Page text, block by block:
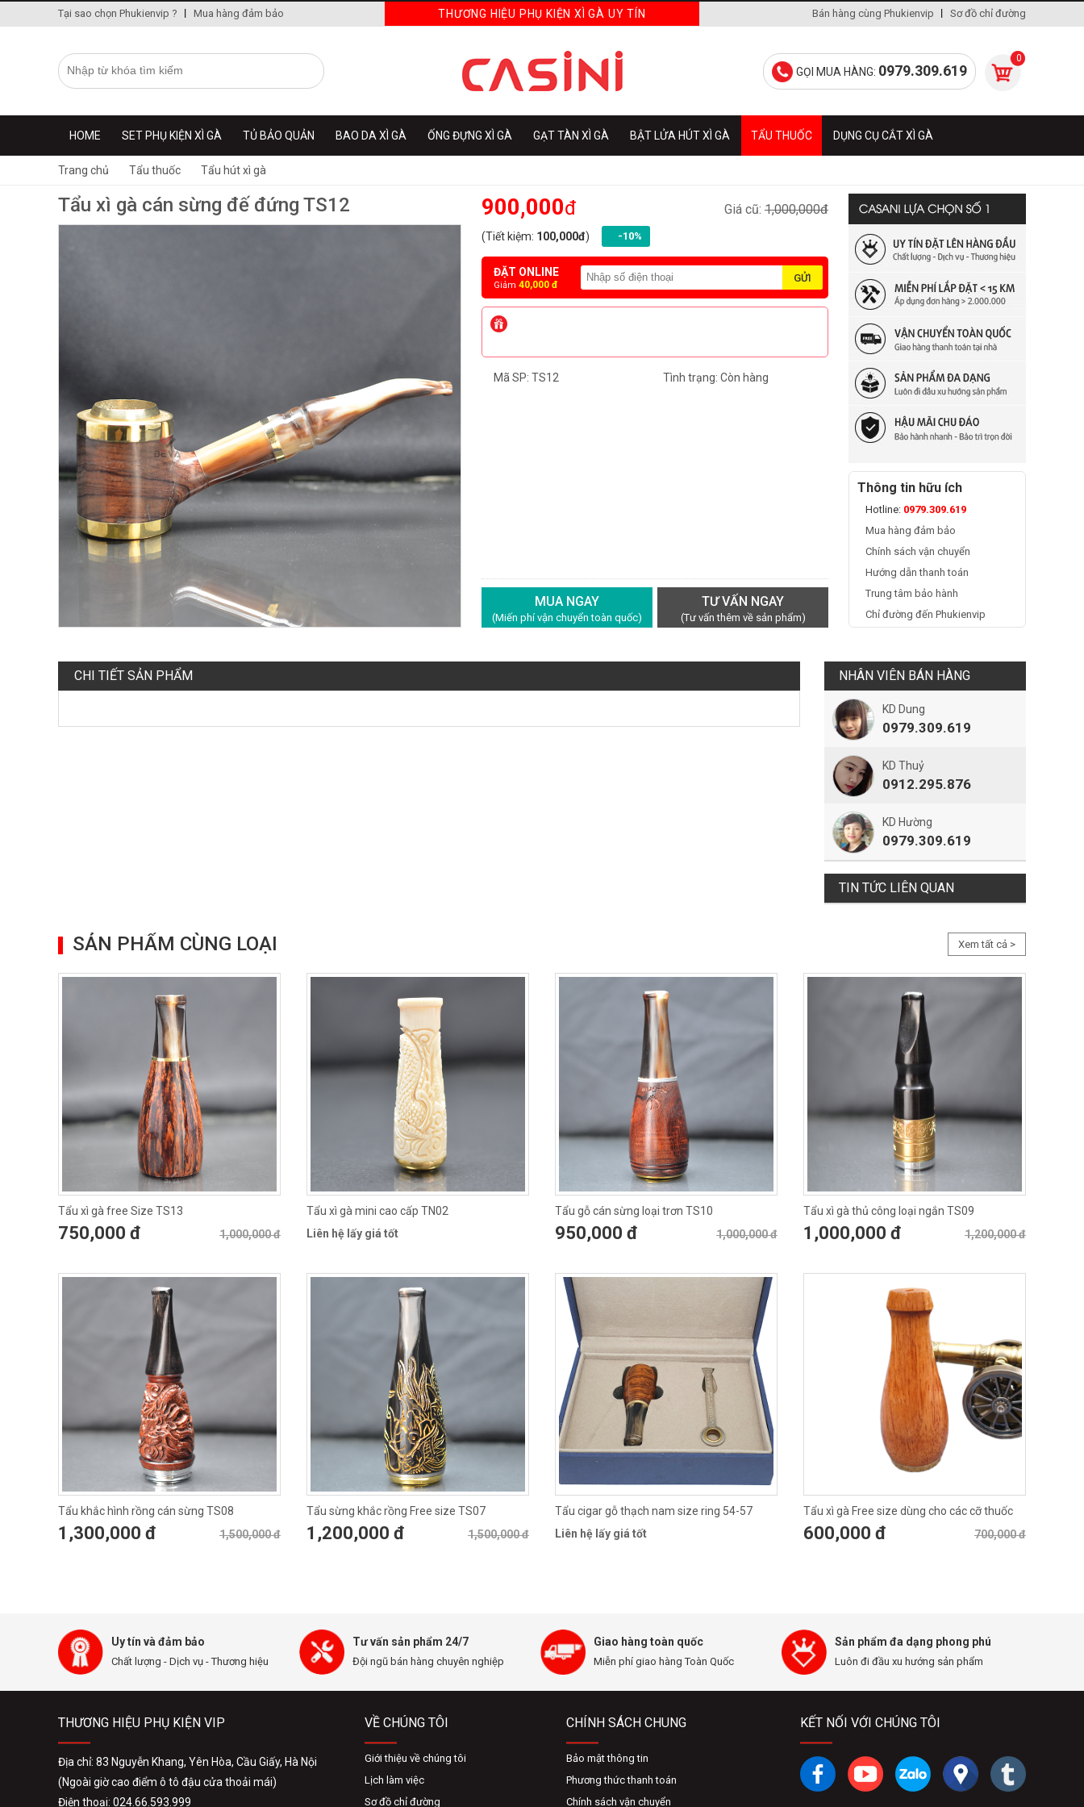
THƯƠNG HIỆU PHỤ KIỆN XÌ GÀ UY TÍN Sơ đồ chỉ đường
Bán hàng cùng Phukienvip
Tại sao chọn Phukienvip ? Mua hàng đảm bảo
0
GỌI MUA HÀNG: 0979.309.619
HOME SET PHỤ KIỆN XÌ GÀ TỦ BẢO QUẢN BAO DA XÌ GÀ ỐNG ĐỰNG XÌ GÀ GẠT TÀN XÌ GÀ BẬT LỬA HÚT XÌ GÀ TẨU THUỐC DỤNG CỤ CẮT XÌ GÀ
Trang chủ Tẩu thuốc Tẩu hút xì gà
Tẩu xì gà cán sừng đế đứng TS12 Giá cũ: 1,000,000đ
900,000đ
(Tiết kiệm: 100,000đ) -10%
ĐẶT ONLINE
Giảm 40,000 đ
Mã SP: TS12 Tình trạng: Còn hàng
MUA NGAY
(Miến phí vận chuyển toàn quốc)
TƯ VẤN NGAY
(Tư vấn thêm về sản phẩm)
Thông tin hữu ích
Hotline: 0979.309.619
Mua hàng đảm bảo
Chính sách vận chuyển
Hướng dẫn thanh toán
Trung tâm bảo hành
Chỉ đường đến Phukienvip
NHÂN VIÊN BÁN HÀNG
KD Dung
0979.309.619
KD Thuỷ
0912.295.876
KD Hường
0979.309.619
TIN TỨC LIÊN QUAN
CHI TIẾT SẢN PHẨM
Xem tất cả >
SẢN PHẨM CÙNG LOẠI
Tẩu xì gà free Size TS13
1,000,000 đ
750,000 đ
Tẩu xì gà mini cao cấp TN02
Liên hệ lấy giá tốt
Tẩu gỗ cán sừng loại trơn TS10
1,000,000 đ
950,000 đ
Tẩu xì gà thủ công loại ngắn TS09
1,200,000 đ
1,000,000 đ
Tẩu khắc hình rồng cán sừng TS08
1,500,000 đ
1,300,000 đ
Tẩu sừng khắc rồng Free size TS07
1,500,000 đ
1,200,000 đ
Tẩu cigar gỗ thạch nam size ring 54-57
Liên hệ lấy giá tốt
Tẩu xì gà Free size dùng cho các cỡ thuốc
TS02-1
700,000 đ
600,000 đ
Uy tín và đảm bảo
Chất lượng - Dịch vụ - Thương hiệu
Tư vấn sản phẩm 24/7
Đội ngũ bán hàng chuyên nghiệp
Giao hàng toàn quốc
Miễn phí giao hàng Toàn Quốc
Sản phẩm đa dạng phong phú
Luôn đi đầu xu hướng sản phẩm
KẾT NỐI VỚI CHÚNG TÔI
THƯƠNG HIỆU PHỤ KIỆN VIP
Địa chỉ: 83 Nguyễn Khang, Yên Hòa, Cầu Giấy, Hà Nội
(Ngoài giờ cao điểm ô tô đậu cửa thoải mái)
Điện thoại: 024.66.593.999
VỀ CHÚNG TÔI
Giới thiệu về chúng tôi
Lịch làm việc
Sơ đồ chỉ đường
CHÍNH SÁCH CHUNG
Bảo mật thông tin
Phương thức thanh toán
Chính sách vận chuyển